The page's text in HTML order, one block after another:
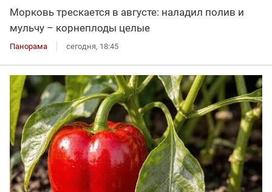
Морковь трескается в августе: наладил полив и
мульчу – корнеплоды целые
Панорама сегодня, 18:45